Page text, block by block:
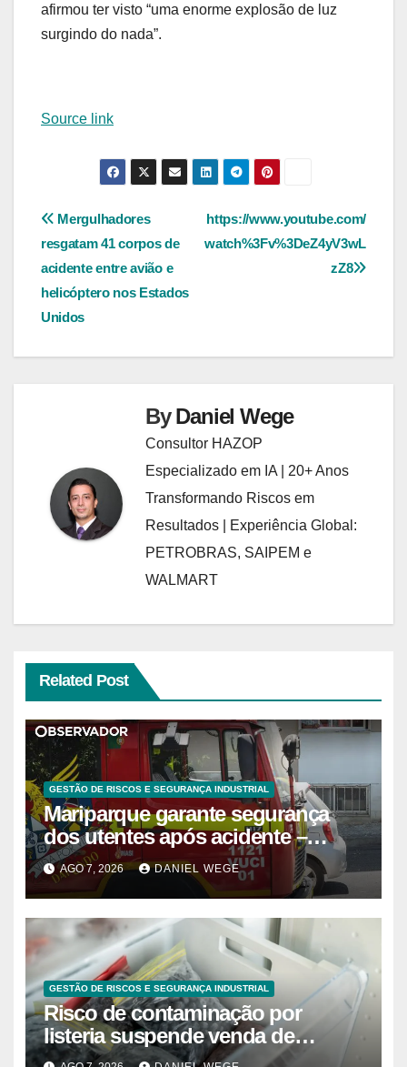
afirmou ter visto “uma enorme explosão de luz
surgindo do nada”.
Source link
Navegação
de
Post
https://www.youtube.com/
watch%3Fv%3DeZ4yV3wL
zZ8
Mergulhadores
resgatam 41 corpos de
acidente entre avião e
helicóptero nos Estados
Unidos
ByDaniel Wege
Consultor HAZOP
Especializado em IA | 20+ Anos
Transformando Riscos em
Resultados | Experiência Global:
PETROBRAS, SAIPEM e
WALMART
Related Post
GESTÃO DE RISCOS E SEGURANÇA INDUSTRIAL
Mariparque garante segurança
dos utentes após acidente –
Observador
AGO 7, 2026 DANIEL WEGE
GESTÃO DE RISCOS E SEGURANÇA INDUSTRIAL
Risco de contaminação por
listeria suspende venda de
mirtilos em fábricas da América